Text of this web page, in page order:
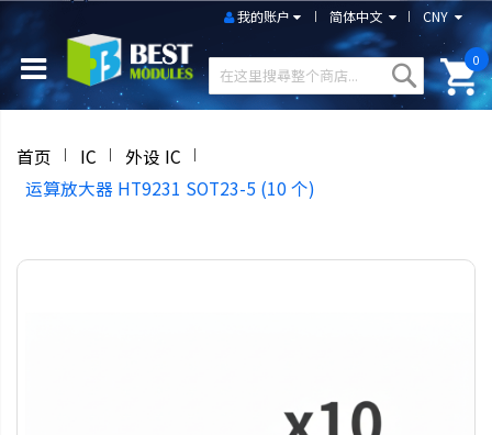
CNY
简体中文
我的账户
0
首页 IC
外设 IC
运算放大器 HT9231 SOT23-5 (10 个)